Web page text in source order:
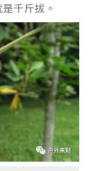
千斤拔。